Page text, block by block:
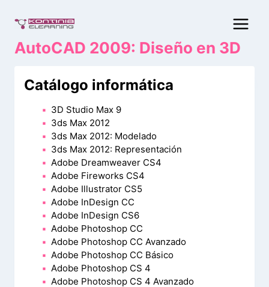
contenido
AutoCAD 2009: Diseño en 3D
Catálogo informática
3D Studio Max 9
3ds Max 2012
3ds Max 2012: Modelado
3ds Max 2012: Representación
Adobe Dreamweaver CS4
Adobe Fireworks CS4
Adobe Illustrator CS5
Adobe InDesign CC
Adobe InDesign CS6
Adobe Photoshop CC
Adobe Photoshop CC Avanzado
Adobe Photoshop CC Básico
Adobe Photoshop CS 4
Adobe Photoshop CS 4 Avanzado